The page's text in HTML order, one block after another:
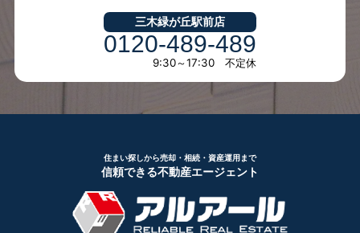
三木緑が丘駅前店
0120-489-489
9:30～17:30 不定休
住まい探しから売却・相続・資産運用まで
信頼できる不動産エージェント